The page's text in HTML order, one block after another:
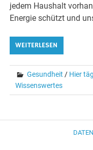
jedem Haushalt
Energie schützt und
WEITERLESEN
Gesundheit / Hier
Wissenswertes